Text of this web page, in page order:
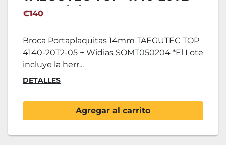
05 + Widias SOMT050204
€140
Broca Portaplaquitas 14mm TAEGUTEC TOP
4140-20T2-05 + Widias SOMT050204 *El Lote
incluye la herr...
DETALLES
Agregar al carrito